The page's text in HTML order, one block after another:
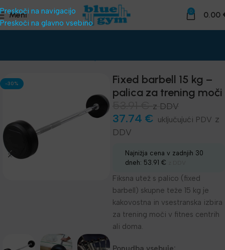
Preskoči na navigacijo
Preskoči na glavno vsebino
Meni 0 0.00
-30%
Fixed barbell 15 kg –
palica za trening moči
z DDV
37.74 €
z
DDV
Najnižja cena v zadnjih 30
dneh: 53.91 €
Fiksna utež s palico (fixed
barbell) skupne teže 15 kg je
kakovostna in vsestranska izbira
za trening moči v fitnes centrih
ali doma.